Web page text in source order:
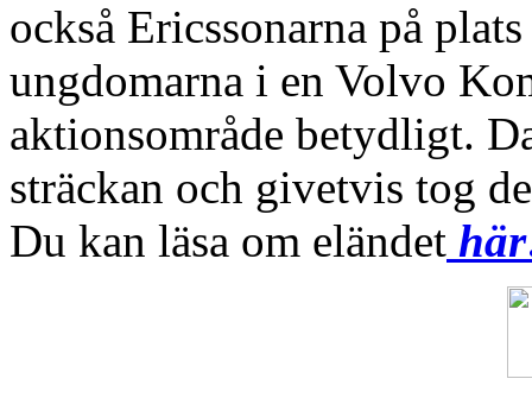
också Ericssonarna på
ungdomarna i en Volvo
aktionsområde betydligt.
sträckan och givetvis tog
Du kan läsa om eländet